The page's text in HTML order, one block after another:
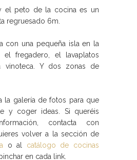
y el peto de la cocina es un
regruesado 6m.
con una pequeña isla en la
fregadero, el lavaplatos
Y dos zonas de
la galería de fotos para que
y coger ideas. Si queréis
contacta con
volver a la sección de
o al catálogo de cocinas
en cada link.